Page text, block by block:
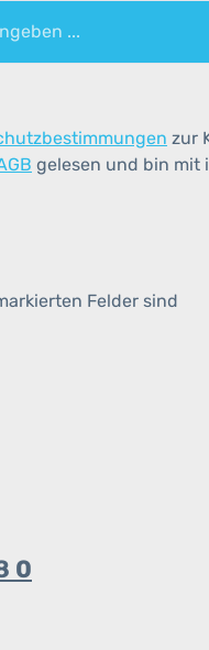
zur
gelesen und bin mit
Felder sind
0